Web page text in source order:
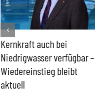
Kernkraft auch bei
Niedrigwasser verfügbar –
Wiedereinstieg bleibt
aktuell